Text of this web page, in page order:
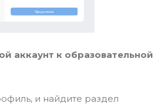
аккаунт к образовательной
и найдите раздел